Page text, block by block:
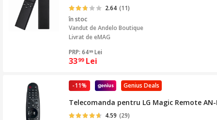
2.64 (11)
în stoc
Vandut deAndelo Boutique
Livrat de eMAG
PRP: 6499 Lei
3399 Lei
Genius Deals
-11%
Telecomanda pentru LG Magic Remote AN-
4.59 (29)